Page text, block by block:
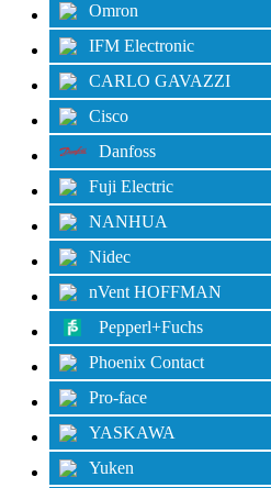
Omron
IFM Electronic
CARLO GAVAZZI
Cisco
Danfoss
Fuji Electric
NANHUA
Nidec
nVent HOFFMAN
Pepperl+Fuchs
Phoenix Contact
Pro-face
YASKAWA
Yuken